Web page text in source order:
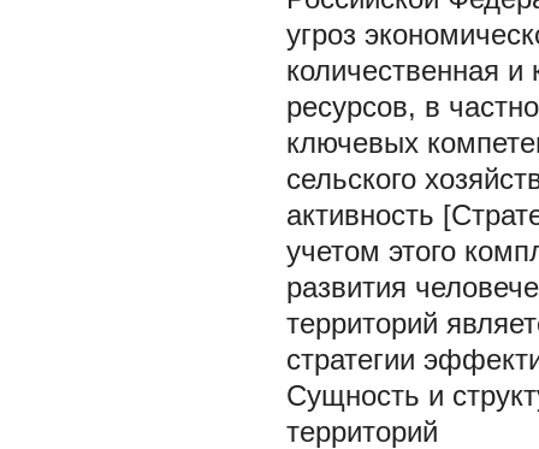
угроз
количественная и
ресурсов, в
ключевых
сельского
активность
учетом этого
развития
территорий
стратегии
Сущность и
территорий